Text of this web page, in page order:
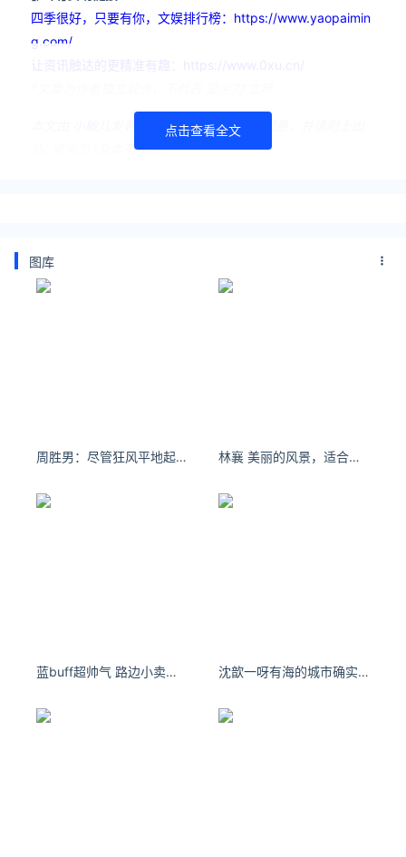
四季很好，只要有你，文娱排行榜：https://www.yaopaimin
g.com/
发表，转载此文章须经作者同意，并请附上出
处( 爱尖刀 )及本页链接。
点击查看全文
图库
周胜男：尽管狂风平地起，美人如玉剑如虹。 林襄 美丽的风景，适合修心静养的地方
蓝buff超帅气 路边小卖店老板的小柴 苦瓜妹妹 沈歆一呀有海的城市确实浪漫些 ​​​